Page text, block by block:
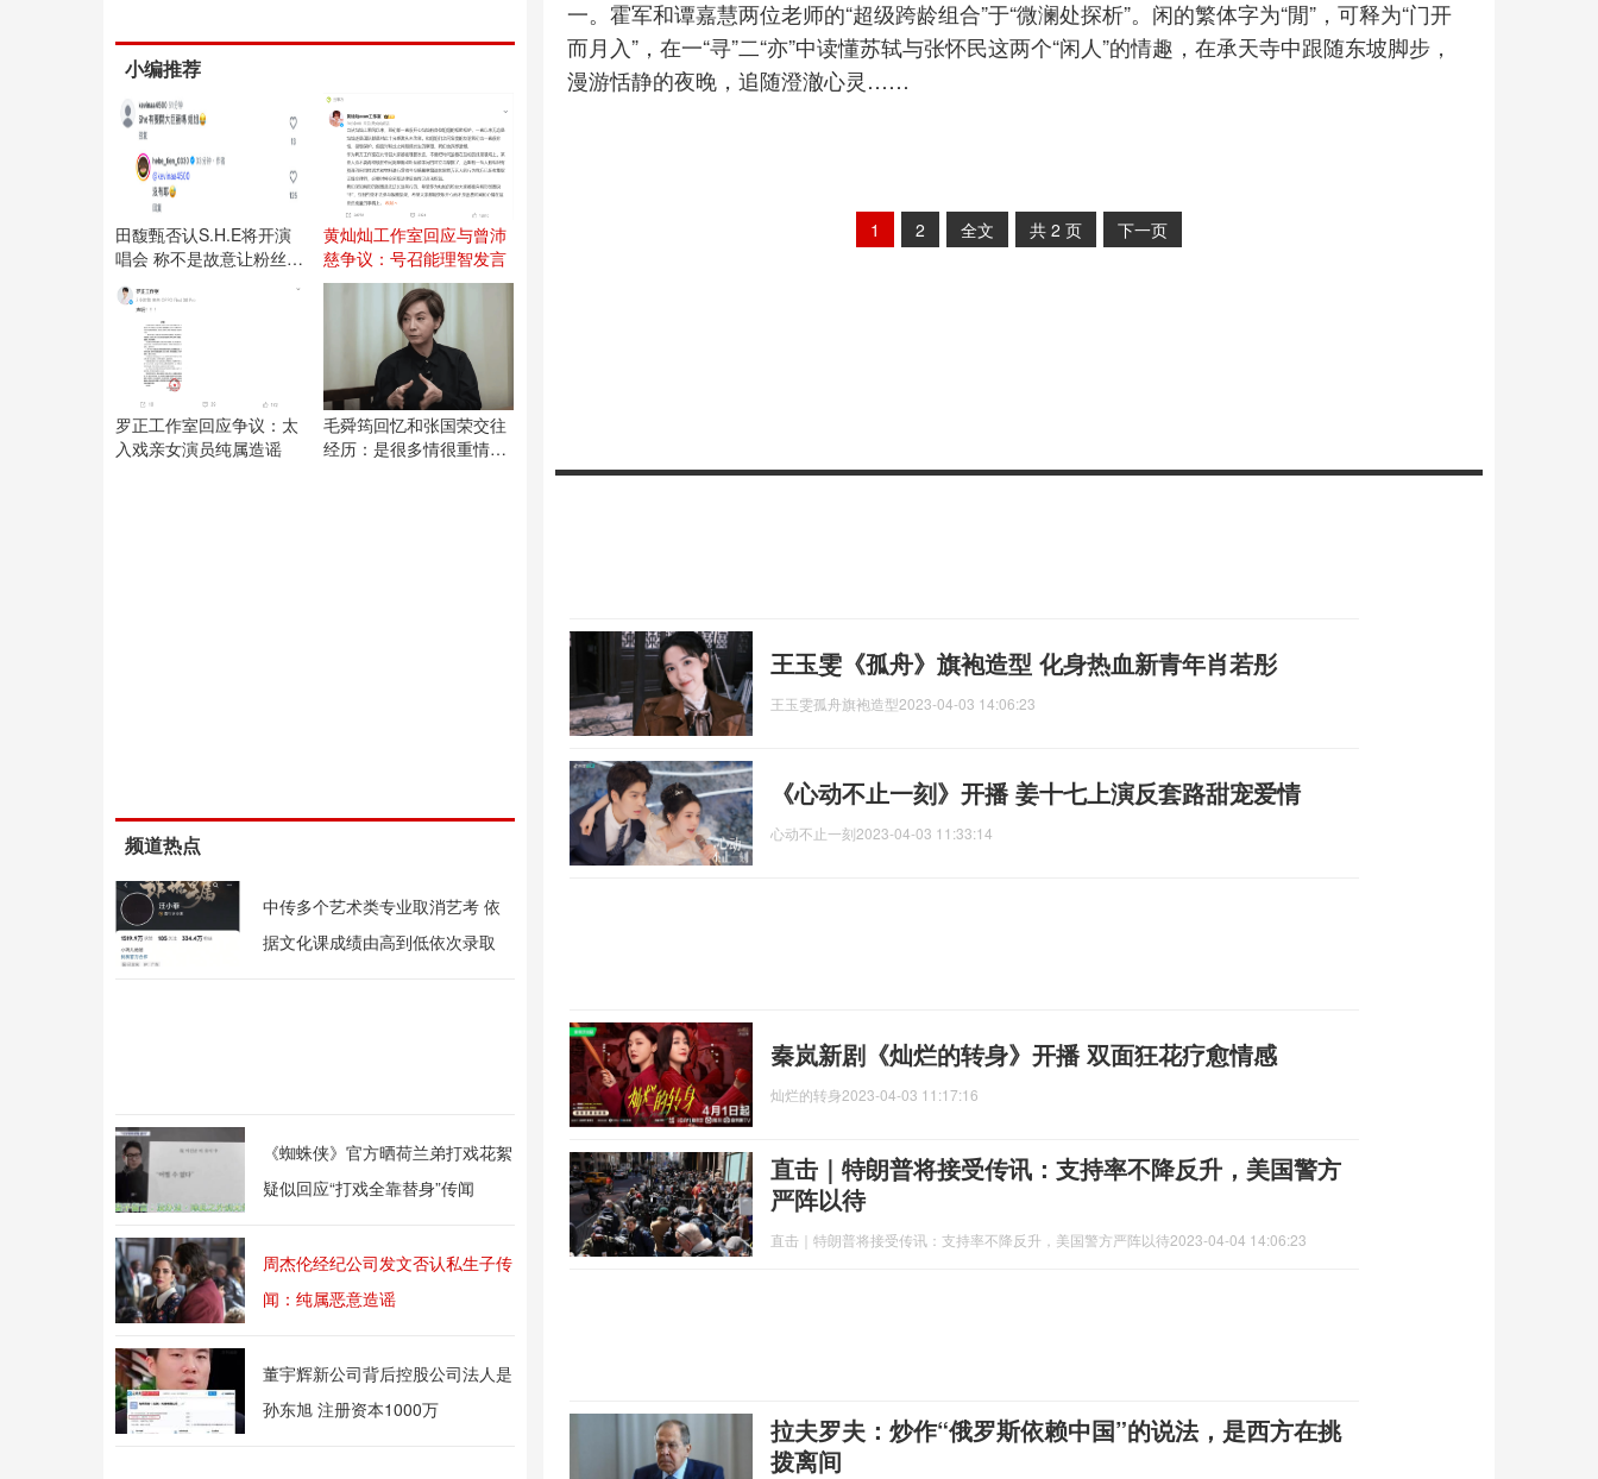
小编推荐
田馥甄否认S.H.E将开演
唱会 称不是故意让粉丝失
望
黄灿灿工作室回应与曾沛
慈争议：号召能理智发言
罗正工作室回应争议：太
入戏亲女演员纯属造谣
毛舜筠回忆和张国荣交往
经历：是很多情很重情的
频道热点
中传多个艺术类专业取消艺考 依
据文化课成绩由高到低依次录取
《蜘蛛侠》官方晒荷兰弟打戏花絮
疑似回应“打戏全靠替身”传闻
周杰伦经纪公司发文否认私生子传
闻：纯属恶意造谣
董宇辉新公司背后控股公司法人是
孙东旭 注册资本1000万
一。霍军和谭嘉慧两位老师的“超级跨龄组合”于“微澜处探析”。闲的繁体字为“閒”，可释为“门开
而月入”，在一“寻”二“亦”中读懂苏轼与张怀民这两个“闲人”的情趣，在承天寺中跟随东坡脚步，
漫游恬静的夜晚，追随澄澈心灵……
1 2 全文 共 2 页 下一页
王玉雯《孤舟》旗袍造型 化身热血新青年肖若彤
王玉雯孤舟旗袍造型2023-04-03 14:06:23
《心动不止一刻》开播 姜十七上演反套路甜宠爱情
心动不止一刻2023-04-03 11:33:14
秦岚新剧《灿烂的转身》开播 双面狂花疗愈情感
灿烂的转身2023-04-03 11:17:16
直击｜特朗普将接受传讯：支持率不降反升，美国警方
严阵以待
直击｜特朗普将接受传讯：支持率不降反升，美国警方严阵以待2023-04-04 14:06:23
拉夫罗夫：炒作“俄罗斯依赖中国”的说法，是西方在挑
拨离间